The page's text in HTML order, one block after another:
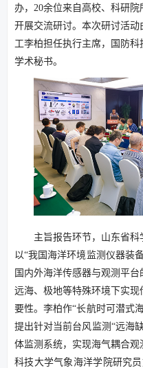
办，20余位来自高校、科研
开展交流研讨。本次研讨活
工李柏担任执行主席，国防
学术秘书。
主旨报告环节，山东省
以“我国海洋环境监测仪器装
国内外海洋传感器与观测平
远海、极地等特殊环境下实
要性。李柏作“长航时可潜式
提出针对当前台风监测“远海
体监测系统，实现海气耦合
科技大学气象海洋学院研究